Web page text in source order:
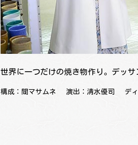
世界に一つだけの焼き物作り。デッ
構成：間マサムネ 演出：清水優司 デ